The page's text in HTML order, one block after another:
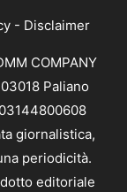
- Disclaimer
COMPANY
Paliano
giornalistica,
periodicità.
editoriale